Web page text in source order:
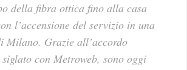
della fibra ottica fino alla casa
l’accensione del servizio in una
Milano. Grazie all’accordo
siglato con Metroweb, sono oggi